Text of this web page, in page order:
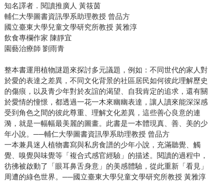
知名譯者．閱讀推廣人 黃筱茵
輔仁大學圖書資訊學系助理教授 曾品方
國立臺東大學兒童文學研究所教授 黃雅淳
飲食專欄作家 陳靜宜
園藝治療師 劉雨青
整本書運用植物謎題來探討多元議題，例如：不同世代的家人對
於愛的表達之差異，不同文化背景的社區居民如何彼此理解歷史
的傷痕，以及青少年對於友誼的渴望、自我肯定的追求，還有關
於愛情的憧憬，都透過一花一木來幽幽表達，讓人讀來能深深感
受到角色之間的彼此尊重、理解文化差異，這些善心良意的連
漪，就是一幅幅最美麗的圖畫。此書是一本體現真、善、美的少
年小說。──輔仁大學圖書資訊學系助理教授 曾品方
一本兼具迷人植物書寫與私房食譜的少年小說，充滿聽覺、觸
覺、嗅覺與味覺等「複合式感官經驗」的描述。閱讀的過程中，
彷彿被啟動了「眼耳鼻舌身意」的美感體驗，從此重新「看見」
周遭的綠色世界。──國立臺東大學兒童文學研究所教授 黃雅淳